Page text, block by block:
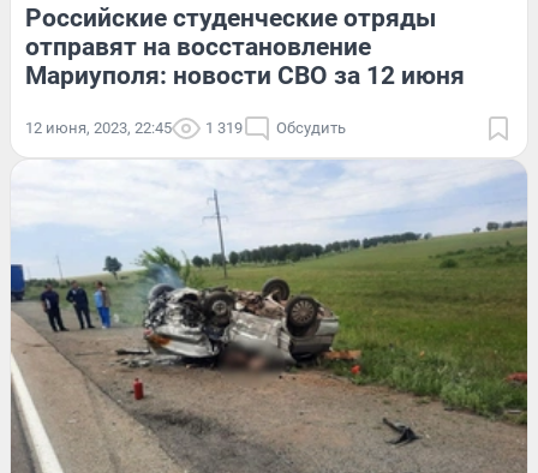
Российские студенческие отряды
отправят на восстановление
Мариуполя: новости СВО за 12 июня
12 июня, 2023, 22:45 1 319 Обсудить